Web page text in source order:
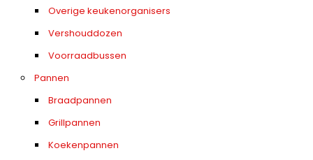
Overige keukenorganisers
Vershouddozen
Voorraadbussen
Pannen
Braadpannen
Grillpannen
Koekenpannen